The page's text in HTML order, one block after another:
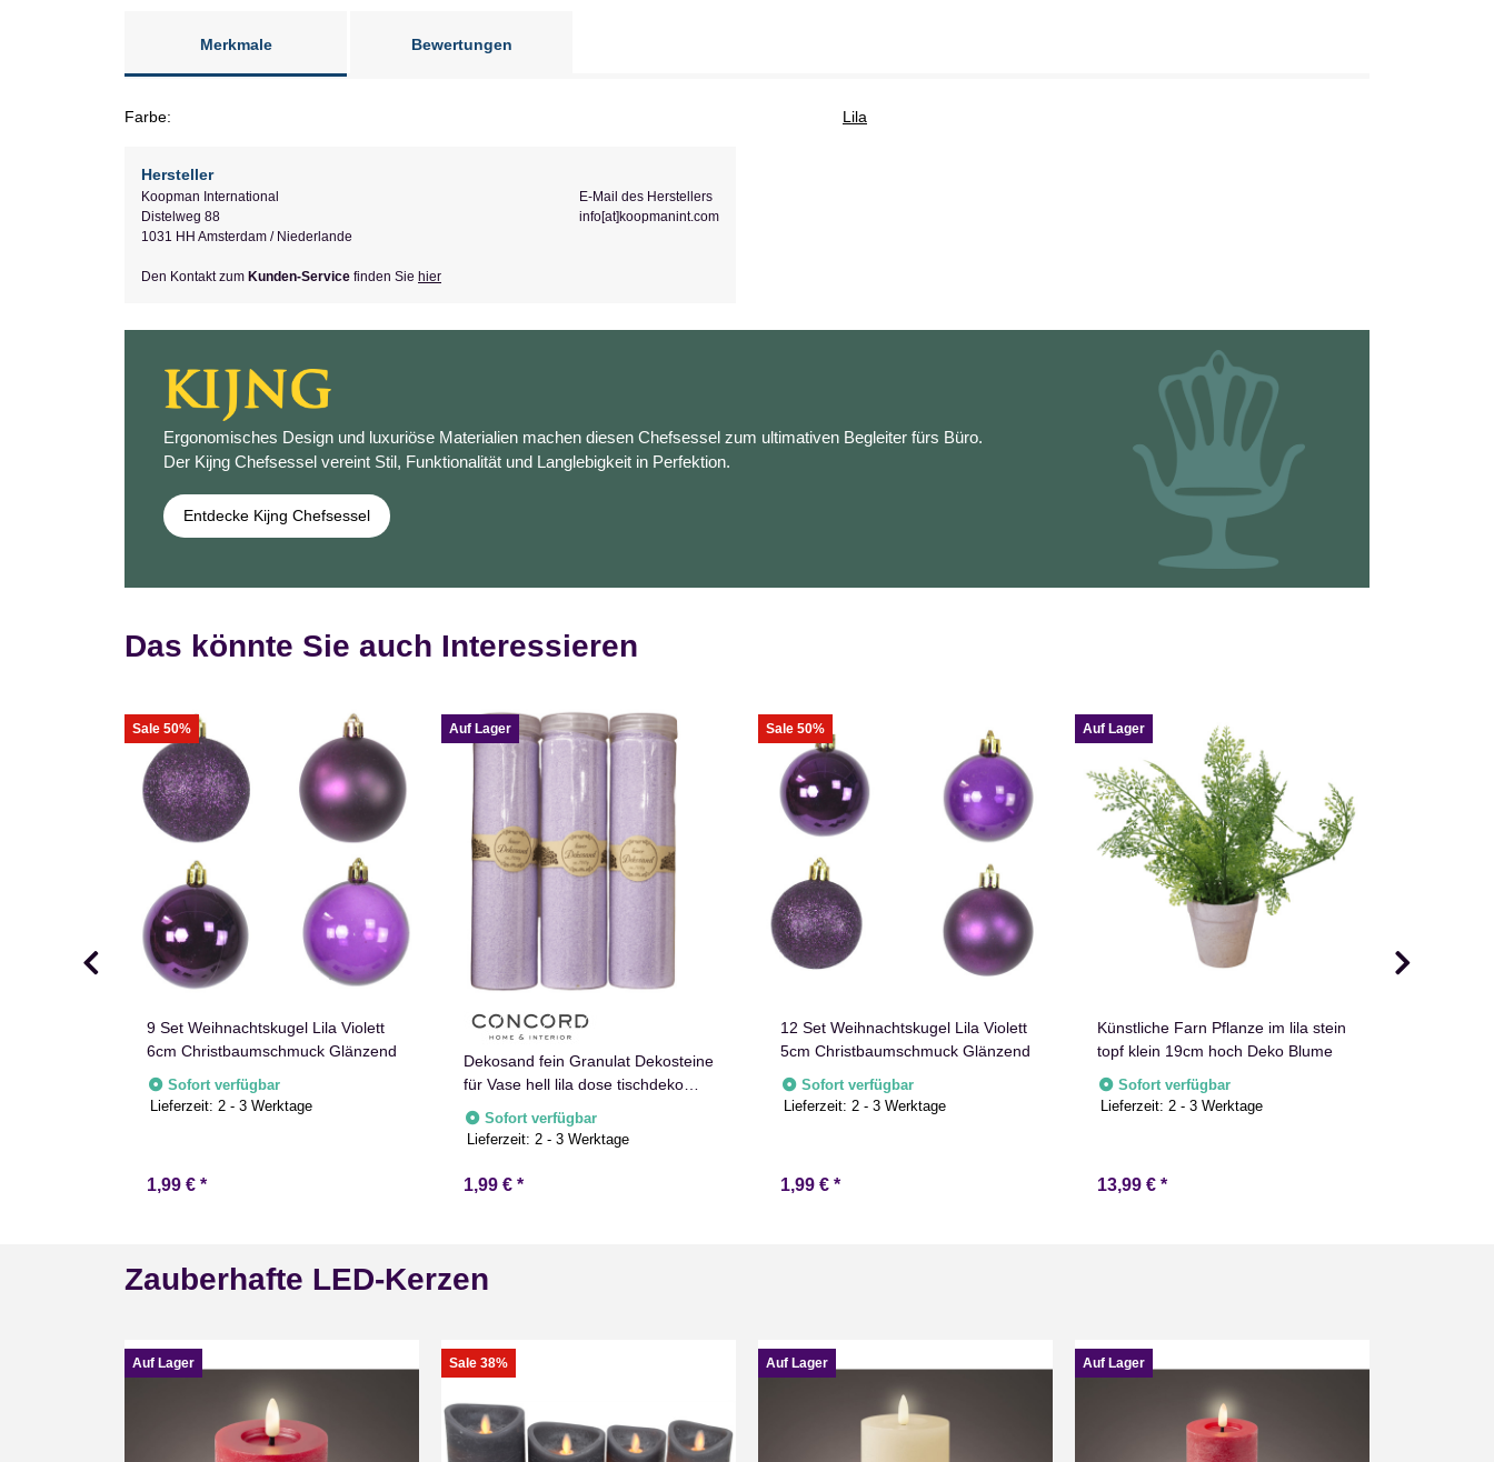
Merkmale Bewertungen
Farbe: Lila
Hersteller
Koopman International
Distelweg 88
1031 HH Amsterdam / Niederlande
E-Mail des Herstellers
info[at]koopmanint.com
Den Kontakt zum Kunden-Service finden Sie hier
Ergonomisches Design und luxuriöse Materialien machen diesen Chefsessel zum ultimativen Begleiter fürs Büro.
Der Kijng Chefsessel vereint Stil, Funktionalität und Langlebigkeit in Perfektion.
Entdecke Kijng Chefsessel
Das könnte Sie auch Interessieren
Sale 50%
9 Set Weihnachtskugel Lila Violett
6cm Christbaumschmuck Glänzend
Sofort verfügbar
Lieferzeit:2 - 3 Werktage
1,99 € *
Auf Lager
Dekosand fein Granulat Dekosteine
für Vase hell lila dose tischdeko
700g
Sofort verfügbar
Lieferzeit:2 - 3 Werktage
1,99 € *
Sale 50%
12 Set Weihnachtskugel Lila Violett
5cm Christbaumschmuck Glänzend
Sofort verfügbar
Lieferzeit:2 - 3 Werktage
1,99 € *
Auf Lager
Künstliche Farn Pflanze im lila stein
topf klein 19cm hoch Deko Blume
Sofort verfügbar
Lieferzeit:2 - 3 Werktage
13,99 € *
Zauberhafte LED-Kerzen
Auf Lager Sale 38% Auf Lager Auf Lager